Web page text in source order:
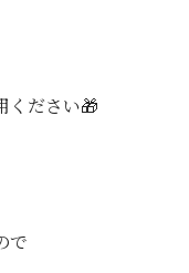
ください🎁
で